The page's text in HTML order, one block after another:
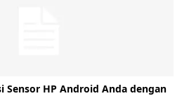
Sensor HP Android Anda dengan